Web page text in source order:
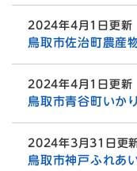
2024年4月1日更新
鳥取市佐治町農産
2024年4月1日更新
鳥取市青谷町いか
2024年3月31日更
鳥取市神戸ふれあ